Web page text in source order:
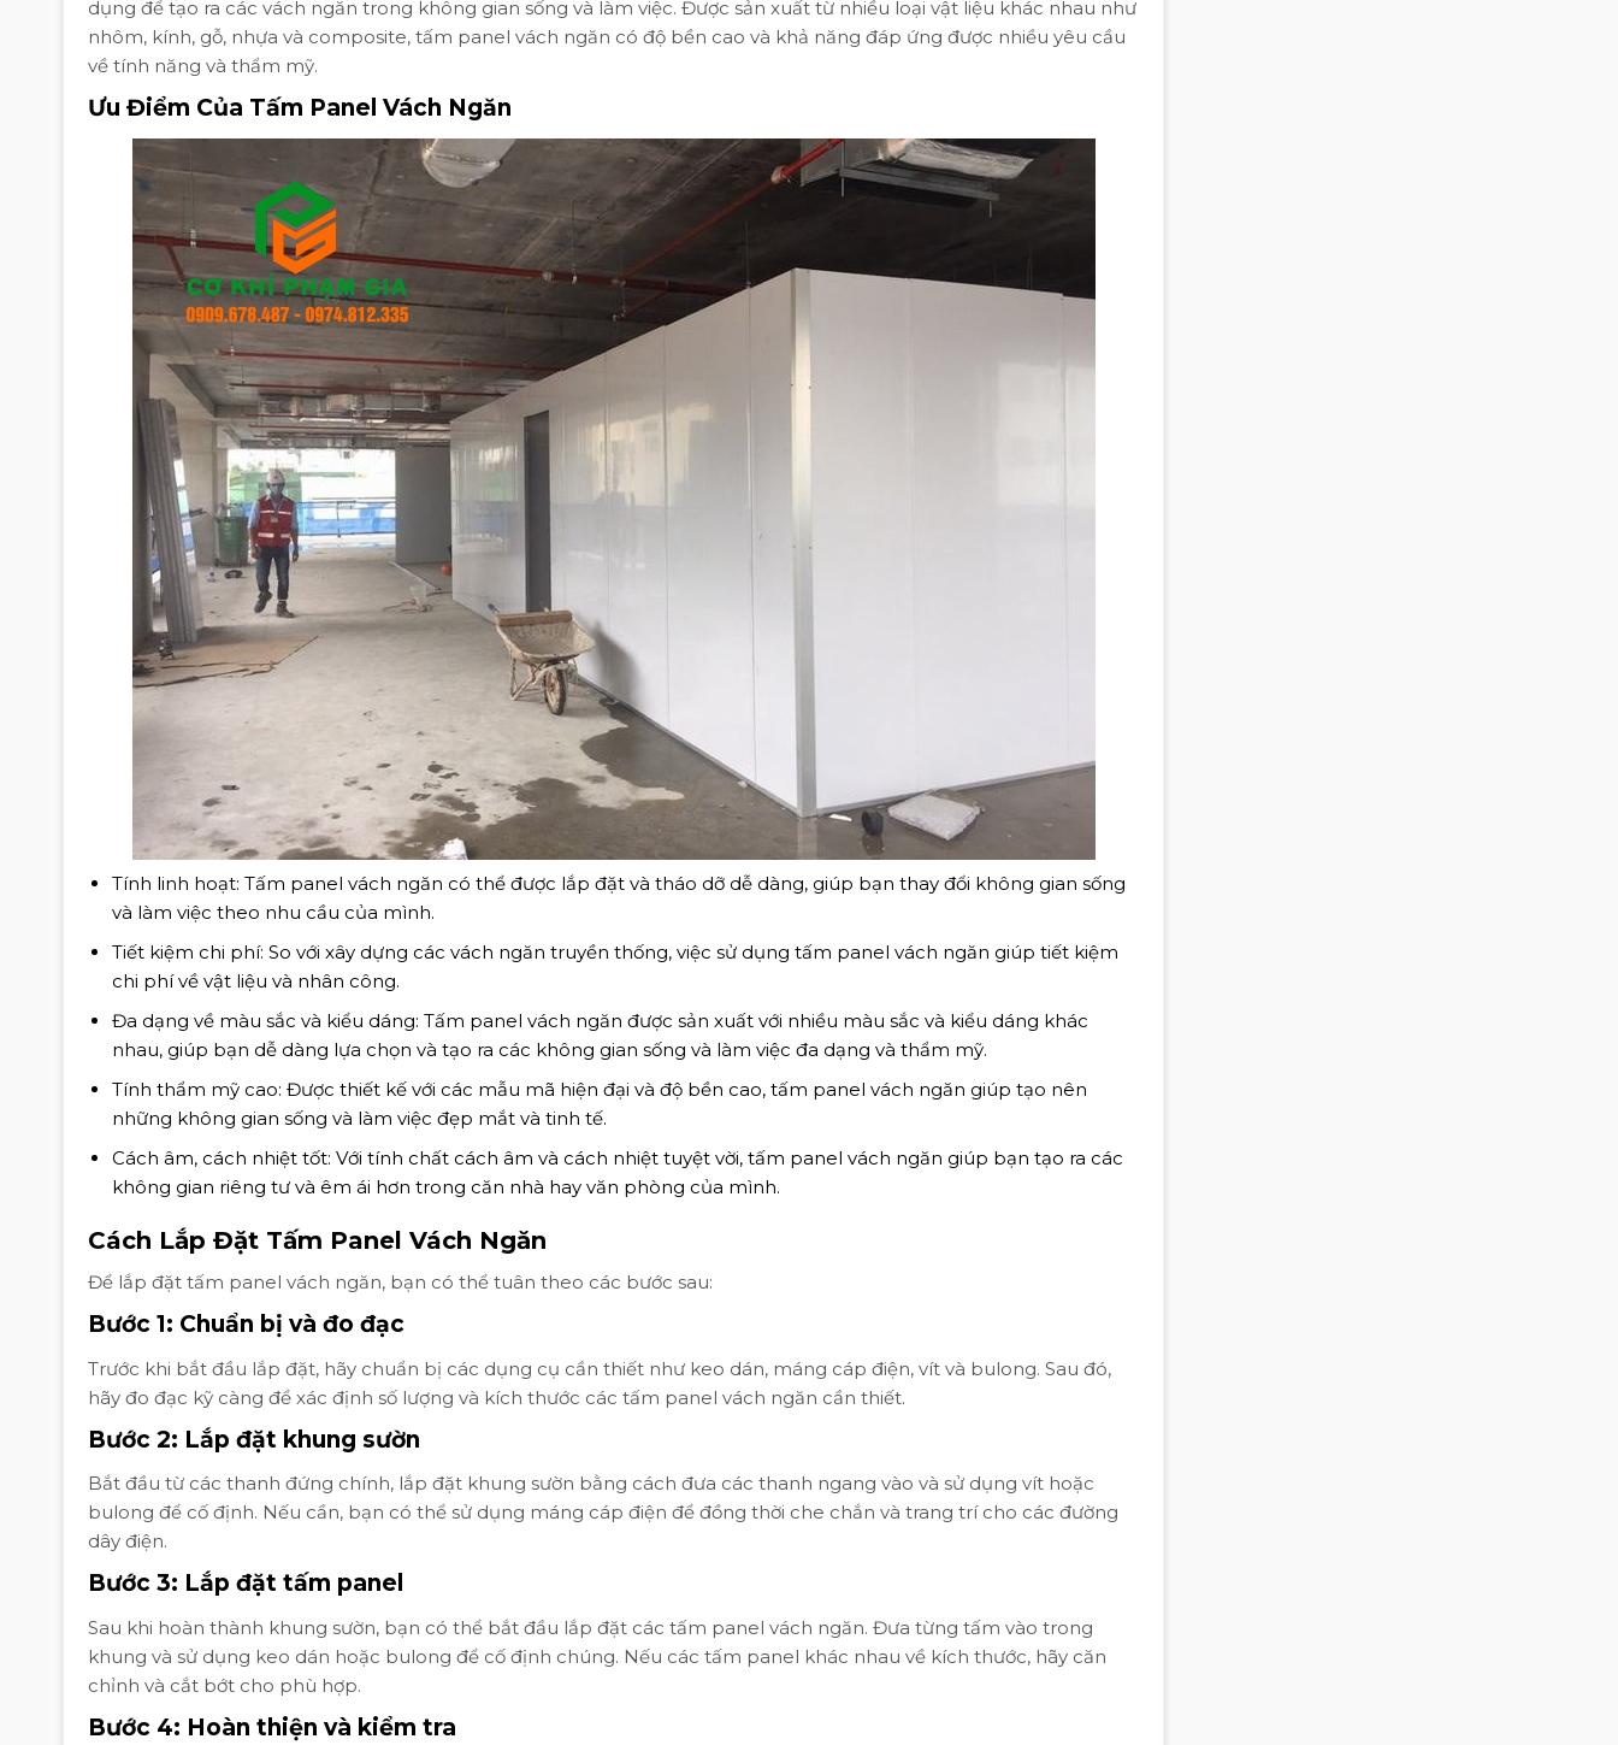
dụng để tạo ra các vách ngăn trong không gian sống và làm việc. Được sản xuất từ nhiều loại vật liệu khác nhau như
nhôm, kính, gỗ, nhựa và composite, tấm panel vách ngăn có độ bền cao và khả năng đáp ứng được nhiều yêu cầu
về tính năng và thẩm mỹ.
Ưu Điểm Của Tấm Panel Vách Ngăn
Tính linh hoạt: Tấm panel vách ngăn có thể được lắp đặt và tháo dỡ dễ dàng, giúp bạn thay đổi không gian sống
và làm việc theo nhu cầu của mình.
Tiết kiệm chi phí: So với xây dựng các vách ngăn truyền thống, việc sử dụng tấm panel vách ngăn giúp tiết kiệm
chi phí về vật liệu và nhân công.
Đa dạng về màu sắc và kiểu dáng: Tấm panel vách ngăn được sản xuất với nhiều màu sắc và kiểu dáng khác
nhau, giúp bạn dễ dàng lựa chọn và tạo ra các không gian sống và làm việc đa dạng và thẩm mỹ.
Tính thẩm mỹ cao: Được thiết kế với các mẫu mã hiện đại và độ bền cao, tấm panel vách ngăn giúp tạo nên
những không gian sống và làm việc đẹp mắt và tinh tế.
Cách âm, cách nhiệt tốt: Với tính chất cách âm và cách nhiệt tuyệt vời, tấm panel vách ngăn giúp bạn tạo ra các
không gian riêng tư và êm ái hơn trong căn nhà hay văn phòng của mình.
Cách Lắp Đặt Tấm Panel Vách Ngăn
Để lắp đặt tấm panel vách ngăn, bạn có thể tuân theo các bước sau:
Bước 1: Chuẩn bị và đo đạc
Trước khi bắt đầu lắp đặt, hãy chuẩn bị các dụng cụ cần thiết như keo dán, máng cáp điện, vít và bulong. Sau đó,
hãy đo đạc kỹ càng để xác định số lượng và kích thước các tấm panel vách ngăn cần thiết.
Bước 2: Lắp đặt khung sườn
Bắt đầu từ các thanh đứng chính, lắp đặt khung sườn bằng cách đưa các thanh ngang vào và sử dụng vít hoặc
bulong để cố định. Nếu cần, bạn có thể sử dụng máng cáp điện để đồng thời che chắn và trang trí cho các đường
dây điện.
Bước 3: Lắp đặt tấm panel
Sau khi hoàn thành khung sườn, bạn có thể bắt đầu lắp đặt các tấm panel vách ngăn. Đưa từng tấm vào trong
khung và sử dụng keo dán hoặc bulong để cố định chúng. Nếu các tấm panel khác nhau về kích thước, hãy căn
chỉnh và cắt bớt cho phù hợp.
Bước 4: Hoàn thiện và kiểm tra